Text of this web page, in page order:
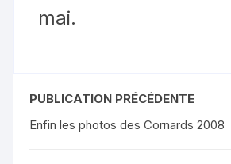
mai.
PUBLICATION PRÉCÉDENTE
Enfin les photos des Cornards 2008